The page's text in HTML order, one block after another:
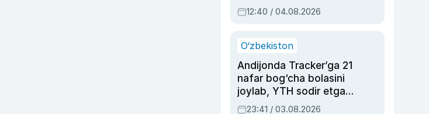
intellektni boshqara
olmay qolishidan xavotir
12:40 / 04.08.2026
O‘zbekiston
Andijonda Tracker’ga 21
nafar bog‘cha bolasini
joylab, YTH sodir etgan
ayolga sud hukmi o‘qildi
23:41 / 03.08.2026